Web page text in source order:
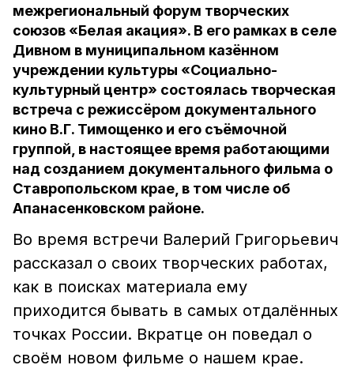
межрегиональный форум творческих
союзов «Белая акация». В его рамках в селе
Дивном в муниципальном казённом
учреждении культуры «Социально-
культурный центр» состоялась творческая
встреча с режиссёром документального
кино В.Г. Тимощенко и его съёмочной
группой, в настоящее время работающими
над созданием документального фильма о
Ставропольском крае, в том числе об
Апанасенковском районе.
Во время встречи Валерий Григорьевич
рассказал о своих творческих работах,
как в поисках материала ему
приходится бывать в самых отдалённых
точках России. Вкратце он поведал о
своём новом фильме о нашем крае.